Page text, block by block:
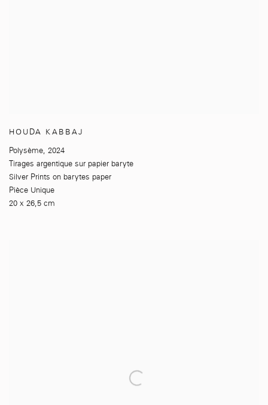
HOUDA KABBAJ
Polysème, 2024
Tirages argentique sur papier baryte
Silver Prints on barytes paper
Pièce Unique
20 x 26,5 cm